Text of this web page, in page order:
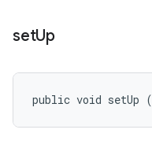
setUp
public void setUp (